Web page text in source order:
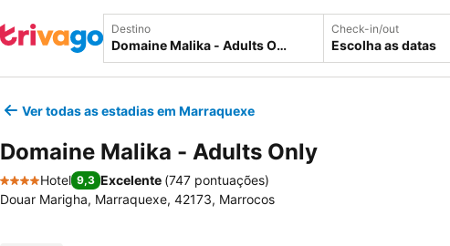
Destino Check-in/out
Escolha as datas
Ver todas as estadias em Marraquexe
Domaine Malika - Adults Only
4 Estrelas
Hotel 9,3 Excelente (747 pontuações)
Douar Marigha, Marraquexe, 42173, Marrocos